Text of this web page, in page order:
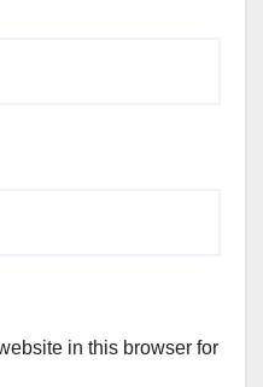
in this browser for